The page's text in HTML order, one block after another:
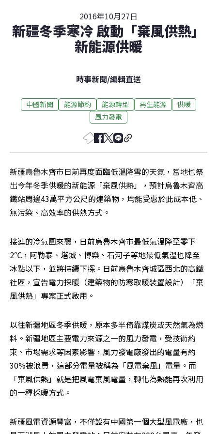
2016年10月27日
新疆冬季寒冷 啟動「棄風供熱」
新能源供暖
時事新聞/編輯直送
中國新聞 能源節約 能源轉型 再生能源
供暖
風力發電
新疆烏魯木齊市日前再度面臨低溫降雪的天氣，當地也祭
出今年冬季供暖的新能源「棄風供熱」，預計烏魯木齊高
鐵站周邊43萬平方公尺的建築物，均能受惠於此成本低、
無污染、高效率的供熱方式。
接連的冷氣團來襲，日前烏魯木齊市最低氣溫降至零下
2℃，阿勒泰、塔城、博樂、石河子等地最低氣溫也降至
冰點以下，並將持續下探。日前烏魯木齊城區西北的高鐵
社區，宣告電力採暖（建築物的防寒取暖裝置設計）「棄
風供熱」專案正式啟用。
以往新疆地區冬季供暖，原本多半倚靠煤炭或天然氣為燃
料。新疆地區主要電力來源之一的風力發電，受技術約
束、市場需求等因素影響，風力發電廠發出的電量有約
30%被浪費，這部分電量被稱為「風電棄風」電量。而
「棄風供熱」就是把風電棄風電量，轉化為熱能再次利用
的一種採暖方式。
新疆風電資源豐富，不僅設有中國第一個大型風電廠，也